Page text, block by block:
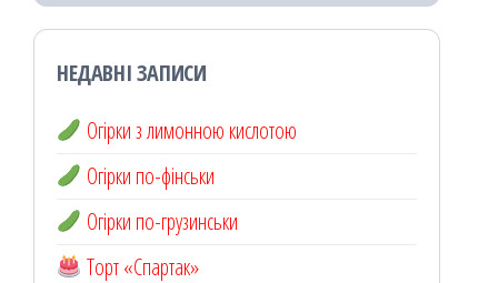
НЕДАВНІ ЗАПИСИ
Огірки з лимонною кислотою
Огірки по-фінськи
Огірки по-грузинськи
Торт «Спартак»